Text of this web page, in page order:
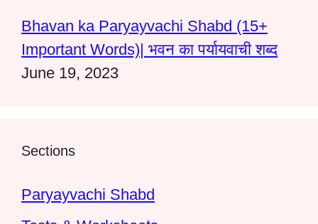
Bhavan ka Paryayvachi Shabd (15+
Important Words)| भवन का पर्यायवाची शब्द
June 19, 2023
Sections
Paryayvachi Shabd